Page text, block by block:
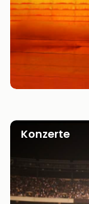
Konzerte